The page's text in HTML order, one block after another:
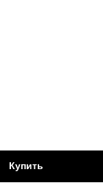
Купить